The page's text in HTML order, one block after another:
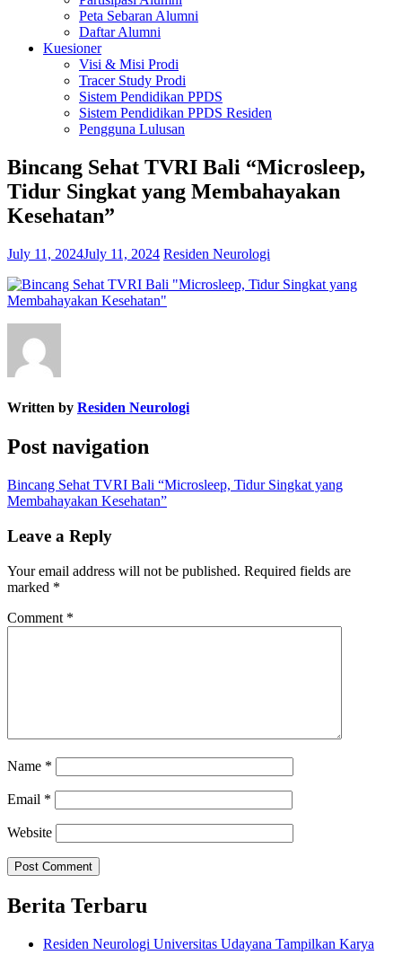
Peta Sebaran Alumni
Daftar Alumni
Kuesioner
Visi & Misi Prodi
Tracer Study Prodi
Sistem Pendidikan PPDS
Sistem Pendidikan PPDS Residen
Pengguna Lulusan
Bincang Sehat TVRI Bali “Microsleep,
Tidur Singkat yang Membahayakan
Kesehatan”
July 11, 2024July 11, 2024 Residen Neurologi
Written by Residen Neurologi
Post navigation
Bincang Sehat TVRI Bali “Microsleep, Tidur Singkat yang
Membahayakan Kesehatan”
Leave a Reply
Your email address will not be published. Required fields are
marked *
Comment *
Name *
Email *
Website
Berita Terbaru
Residen Neurologi Universitas Udayana Tampilkan Karya